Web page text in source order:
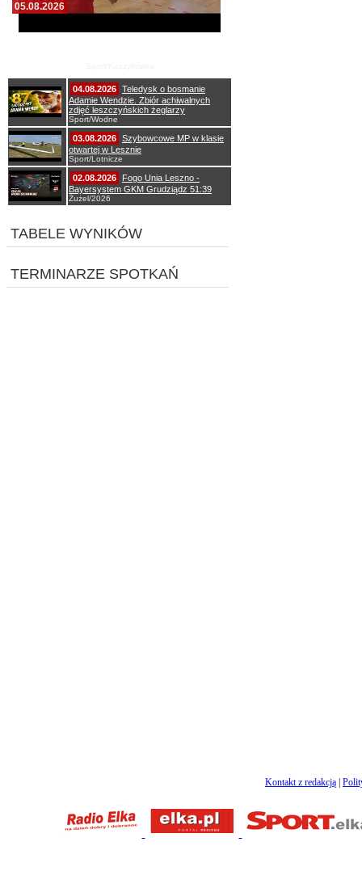
05.08.2026
04.08.2026 Teledysk o bosmanie
Adamie Wendzie. Zbiór achiwalnych
zdjęć leszczyńskich żeglarzy
Sport/Wodne
03.08.2026 Szybowcowe MP w klasie
otwartej w Lesznie
Sport/Lotnicze
02.08.2026
Fogo Unia Leszno -
Bayersystem GKM Grudziądz 51:39
Żużel/2026
TABELE WYNIKÓW
TERMINARZE SPOTKAŃ
Kontakt z redakcją